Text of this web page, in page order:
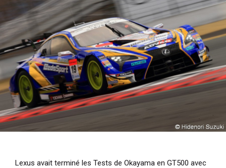
l
Lexus avait terminé les Tests de Okayama en GT500 avec